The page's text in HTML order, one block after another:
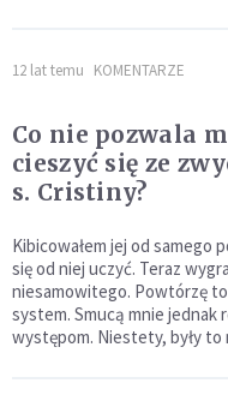
12 lat temu KOMENTARZE
Co nie pozwala
cieszyć się ze
s. Cristiny?
Kibicowałem jej od samego
się od niej uczyć. Teraz
niesamowitego. Powtórzę to
system. Smucą mnie jednak
występom. Niestety, były to